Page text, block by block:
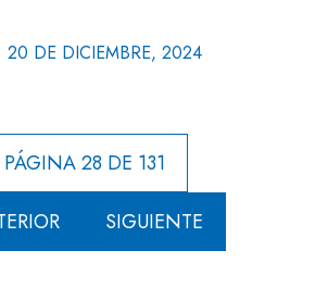
20 DE DICIEMBRE, 2024
PÁGINA 28 DE 131
SIGUIENTE